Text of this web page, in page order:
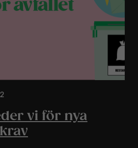
vi för nya